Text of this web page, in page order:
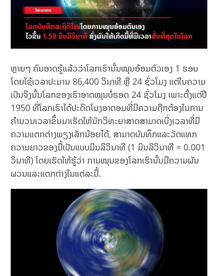
ຫຼາຍໆ ຄົນອາດຮູ້ແລ້ວວ່າໂລກເຮົານັ້ນໝຸນອ້ອມຕົວເອງ 1 ຮອບ
ໂດຍໃຊ້ເວລາປະມານ 86,400 ວິນາທີ ຫຼື 24 ຊົ່ວໂມງ ແຕ່ໃນຄວາມ
ເປັນຈິງນັ້ນໂລກຂອງເຮົາອາດໝຸນບໍ່ຮອດ 24 ຊົ່ວໂມງ ເພາະຕັ້ງແຕ່ປີ
1950 ທີ່ໂລກເຮົາໄດ້ປະດິດໂມງອາຕອມທີ່ມີຄວາມຖືກຕ້ອງໃນການ
ຄໍານວນເວລາຂຶ້ນມາເຮັດໃຫ້ນັກວິທະຍາສາດສາມາດເບິ່ງເວລາທີ່ມີ
ຄວາມແຕກຕ່າງພຽງເລັກນ້ອຍໄດ້, ສາມາດບັນທຶກແລະວັດແທກ
ຄວາມຍາວຂອງມື້ເປັນແບບມິນລິວິນາທີ (1 ມິນລິວິນາທີ = 0.001
ວິນາທີ) ໂດຍເຮັດໃຫ້ຮູ້ວ່າ ການໝຸນຂອງໂລກເຮົານັ້ນມີຄວາມຜັນ
ຜວນແລະແຕກຕ່າງໃນແຕ່ລະມື້.